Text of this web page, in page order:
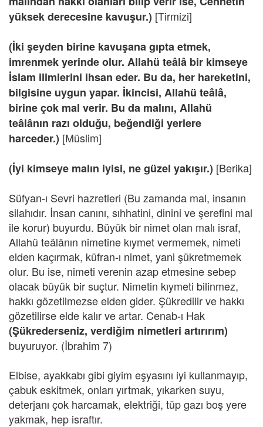
yüksek derecesine kavuşur.) [Tirmizi]
(İki şeyden birine kavuşana gıpta etmek,
imrenmek yerinde olur. Allahü teâlâ bir kimseye
İslam ilimlerini ihsan eder. Bu da, her hareketini,
bilgisine uygun yapar. İkincisi, Allahü teâlâ,
birine çok mal verir. Bu da malını, Allahü
teâlânın razı olduğu, beğendiği yerlere
harceder.) [Müslim]
(İyi kimseye malın iyisi, ne güzel yakışır.) [Berika]
Süfyan-ı Sevri hazretleri (Bu zamanda mal, insanın
silahıdır. İnsan canını, sıhhatini, dinini ve şerefini mal
ile korur) buyurdu. Büyük bir nimet olan malı israf,
Allahü teâlânın nimetine kıymet vermemek, nimeti
elden kaçırmak, küfran-ı nimet, yani şükretmemek
olur. Bu ise, nimeti verenin azap etmesine sebep
olacak büyük bir suçtur. Nimetin kıymeti bilinmez,
hakkı gözetilmezse elden gider. Şükredilir ve hakkı
gözetilirse elde kalır ve artar. Cenab-ı Hak
(Şükrederseniz, verdiğim nimetleri artırırım)
buyuruyor. (İbrahim 7)
Elbise, ayakkabı gibi giyim eşyasını iyi kullanmayıp,
çabuk eskitmek, onları yırtmak, yıkarken suyu,
deterjanı çok harcamak, elektriği, tüp gazı boş yere
yakmak, hep israftır.